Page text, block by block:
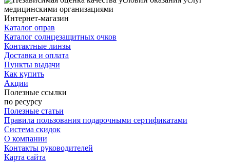
Интернет-магазин
Каталог оправ
Каталог солнцезащитных очков
Контактные линзы
Доставка и оплата
Пункты выдачи
Как купить
Акции
Полезные ссылки
по ресурсу
Полезные статьи
Правила пользования подарочными сертификатами
Система скидок
О компании
Контакты руководителей
Карта сайта